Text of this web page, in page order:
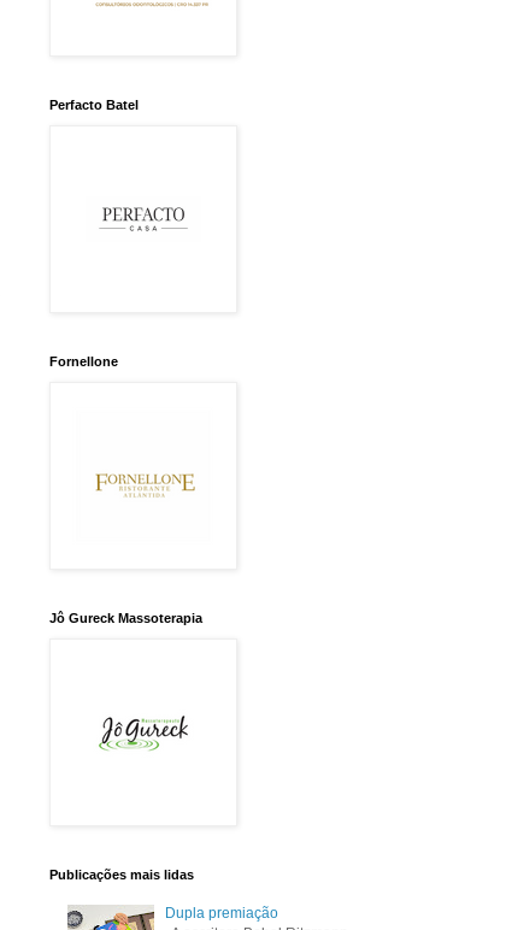
Perfacto Batel
Fornellone
Jô Gureck Massoterapia
Publicações mais lidas
Dupla premiação